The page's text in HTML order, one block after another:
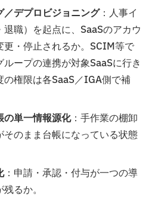
／デプロビジョニング：人事イ
職）を起点に、SaaSのアカウ
更・停止されるか。SCIM等で
ープの連携が対象SaaSに行き
権限は各SaaS／IGA側で補
の単一情報源化：手作業の棚卸
そのまま台帳になっている状態
：申請・承認・付与が一つの導
るか。